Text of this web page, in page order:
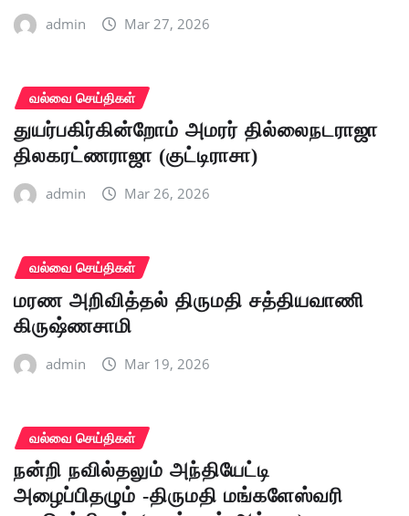
admin Mar 27, 2026
வல்வை செய்திகள்
துயர்பகிர்கின்றோம் அமரர் தில்லைநடராஜா
திலகரட்ணராஜா (குட்டிராசா)
admin Mar 26, 2026
வல்வை செய்திகள்
மரண அறிவித்தல் திருமதி சத்தியவாணி
கிருஷ்ணசாமி
admin Mar 19, 2026
வல்வை செய்திகள்
நன்றி நவில்தலும் அந்தியேட்டி
அழைப்பிதழும் -திருமதி மங்களேஸ்வரி